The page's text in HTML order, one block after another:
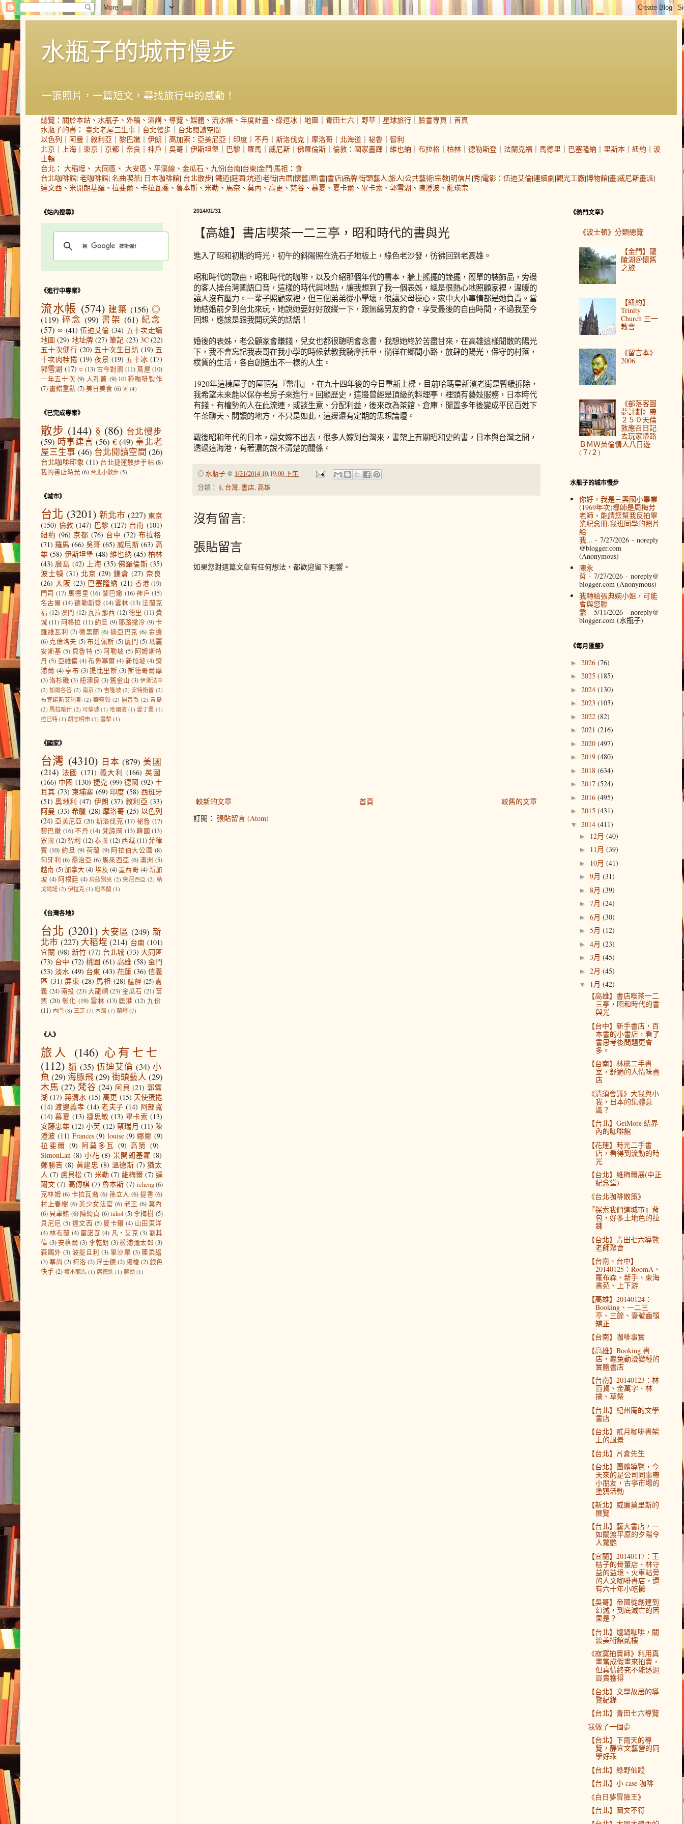
水瓶子的城市慢步
一張照片，一篇短文，尋找旅行中的感動！
總覽 ： 關於本站 、 水瓶子 、 外稿 、 演講 、 導覽 、 媒體 、 流水帳 、 年度計畫 、 綠逗冰 ｜ 地圖 ｜ 青田七六 ｜ 野草 ｜ 星球旅行 ｜ 臉書專頁 ｜ 首頁
水瓶子的書 ： 臺北老屋三生事 ｜ 台北慢步 ｜ 台北閱讀空間
以色列 ｜ 阿曼 ｜ 敘利亞 ｜ 黎巴嫩 ｜ 伊朗 ｜ 高加索 ： 亞美尼亞 ｜ 印度 ｜ 不丹 ｜ 斯洛伐克 ｜ 摩洛哥 ｜ 北海道 ｜ 祕魯 ｜ 智利
北京 ｜ 上海 ｜ 東京 ｜ 京都 ｜ 奈良 ｜ 神戶 ｜ 吳哥 ｜ 伊斯坦堡 ｜ 巴黎 ｜ 羅馬 ｜ 威尼斯 ｜ 佛羅倫斯 ｜ 倫敦 ： 國家畫廊 ｜ 維也納 ｜ 布拉格 ｜ 柏林 ｜ 德勒斯登 ｜ 法蘭克福 ｜ 馬德里 ｜ 巴塞隆納 ｜ 里斯本 ｜ 紐約 ｜ 波
士頓
台北 ： 大稻埕 、 大同區 、 大安區 、 平溪線 、 金瓜石 、 九份|台南|台東|金門|馬祖 ： 食
台北咖啡館| 老咖啡館| 名曲喫茶| 日本咖啡館| 台北散步| 鐵道|庭園|坑道|老街|古厝|懷舊|墓|書|書店|品牌|街頭藝人|旅人|公共藝術|宗教|明信片 |秀|電影 ： 伍迪艾倫|連續劇|觀光工廠|博物館|畫|威尼斯畫派|
達文西 、 米開朗基羅 、 拉斐爾 、 卡拉瓦喬 、 魯本斯 、 米勒 、 馬奈 、 莫內 、 高更 、 梵谷 、 慕夏 、 夏卡爾 、 畢卡索 、 郭雪湖 、 陳澄波 、 龍瑛宗
2014/01/31
【高雄】書店喫茶一二三亭，昭和時代的書與光
進入了昭和初期的時光，初午的斜陽照在洗石子地板上，綠色老沙發，彷彿回到老高雄。
昭和時代的歌曲，昭和時代的咖啡，以及介紹那個年代的書本，牆上搖擺的鐘擺，簡單的裝飾品，旁邊
的客人操台灣國語口音，這樣的時代與地點，讓我想到了我一個表姊，總是很熱心地照顧家裡，溫暖的
讓人沒有壓力。一輩子照顧家裡，但三個弟弟從小學壞，很讓父母操心，家中大小事情都是她負責。當
她結婚前夕到台北來玩，她說她要好好放縱一下，跟無緣男友約會，享受最後的自由時間，不過我至今
回想，應該是跟我開玩笑的話語！
婚後的表姊，老公顧家會賺錢，兒女也都很聰明會念書，我想她終於苦盡甘來，在高雄這樣閒散的陽光
下，我不會忘記我表哥在我小學的時候就教我騎摩托車，徜徉在鄉間小路，放肆的陽光，保守的村落，
樸質的生活，各自創造出不一樣的人生。
1920年這棟屋子的屋頂有『幣串』，在九十四年後的今日重新上樑，目前哈瑪星新濱老街是暫緩拆除，
我希望未來能以保存老房子來進行。回顧歷史，這邊曾經是頂級的料理亭，裡頭有藝妓服務，日本時代
有錢、有權勢的人在此流連，或談生意、分配利益，後來改為茶館、倉庫，閒置多年後變成平民百姓下
午茶聊天、閱讀的地方，不只是如此，這邊還有定期的思想論壇。
戰後昭和年代的日本，婦女嫁不出去，很多人嫁到台灣來，書架上有關昭和史的書，日本與台灣之間，
透過這海港，有著濃的說不清楚的關係。
◎ 水瓶子 @ 1/31/2014 10:19:00 下午
分類： §, 台灣,書店,高雄
沒有留言:
張貼留言
如果您對這篇文章有任何想法，都歡迎留下迴響。
較新的文章 較舊的文章
首頁
訂閱： 張貼留言 (Atom)
《站內搜尋》
《進行中專案》
流水帳 (574) 建築 (156) ◎
(119) 碎念 (99) 書架 (61) 紀念
(57) ∞ (41) 伍迪艾倫 (34) 五十次走讀
地圖 (29) 地址牌 (27) 筆記 (23) 3C (22)
五十次健行 (20) 五十次生日趴 (19) 五
十次肉桂捲 (19) 夜景 (19) 五十冰 (17)
郭雪湖 (17) ○ (13)古今對照 (11) 蔦屋 (10)
一年五十次 (9) 人孔蓋 (9) 101種咖啡製作
(7)畫錯重點 (7)美日美食 (6) ㊣ (4)
《已完成專案》
散步 (144) § (86) 台北慢步
(59) 時事建言 (56) € (49) 臺北老
屋三生事 (46) 台北閱讀空間 (26)
台北咖啡印象 (11) 台北捷運散步手帖 (8)
我的書店時光 (6) 台北小散步 (5)
《城市》
台北 (3201) 新北市 (227) 東京
(150) 倫敦 (147) 巴黎 (127) 台南 (101)
紐約 (96) 京都 (76) 台中 (72) 布拉格
(71) 羅馬 (66) 吳哥 (65) 威尼斯 (63) 高
雄 (58) 伊斯坦堡 (48) 維也納 (45) 柏林
(43) 廣島 (42) 上海 (35) 佛羅倫斯 (35)
波士頓 (31) 北京 (29) 鎌倉 (27) 奈良
(26) 大阪 (23) 巴塞隆納 (21) 香港 (19)
門司 (17) 馬德里 (16) 黎巴嫩 (16) 神戶 (15)
名古屋 (14) 德勒斯登 (14)雲林 (13)法蘭克
福 (12) 澳門 (12)瓦拉那西 (12) 德里 (11) 費
城 (11) 阿格拉 (11)約旦 (9) 耶路撒冷 (9)卡
羅維瓦利 (7) 德黑蘭 (6) 迪亞巴克 (6) 金邊
(6) 克倫洛夫 (5)布達佩斯 (5) 廈門 (5) 瑪麗
安斯基 (5) 貝魯特 (5) 阿勒坡 (5) 阿姆斯特
丹 (5) 亞維儂 (4) 布魯塞爾 (4) 新加坡 (4) 齋
浦爾 (4) 亭布 (3) 提比里斯 (3) 斯德哥爾摩
(3)洛杉磯 (3) 紐澳良 (3)舊金山 (3) 伊斯法罕
(2) 加爾各答 (2) 南京 (2) 吉隆坡 (2) 安特衛普 (2)
布宜諾斯艾利斯 (2) 華盛頓 (2) 開普敦 (2) 青島
(2) 馬拉喀什 (2) 可倫坡 (1) 哈爾濱 (1) 愛丁堡 (1)
拉巴特 (1) 胡志明市 (1) 雪梨 (1)
《國家》
台灣 (4310) 日本 (879) 美國
(214) 法國 (171) 義大利 (166) 英國
(166) 中國 (130) 捷克 (99) 德國 (92) 土
耳其 (73) 柬埔寨 (69) 印度 (58) 西班牙
(51) 奧地利 (47) 伊朗 (37) 敘利亞 (33)
阿曼 (33) 希臘 (28) 摩洛哥 (25) 以色列
(24) 亞美尼亞 (20) 斯洛伐克 (17) 祕魯 (17)
黎巴嫩 (16) 不丹 (14) 梵諦岡 (13) 韓國 (13)
寮國 (12)智利 (12)泰國 (12)西藏 (11) 菲律
賓 (10) 約旦 (9) 荷蘭 (9) 阿拉伯大公國 (8)
匈牙利 (6) 喬治亞 (6) 馬來西亞 (6)澳洲 (5)
越南 (5) 加拿大 (4) 埃及 (4)墨西哥 (4)新加
坡 (4) 阿根廷 (4) 烏茲別克 (2) 突尼西亞 (2) 納
戈爾諾 (2) 伊拉克 (1) 紐西蘭 (1)
《台灣各地》
台北 (3201) 大安區 (249) 新
北市 (227) 大稻埕 (214) 台南 (101)
宜蘭 (98) 新竹 (77) 台北城 (73) 大同區
(73) 台中 (72) 桃園 (61) 高雄 (58) 金門
(53) 淡水 (49) 台東 (43) 花蓮 (36) 信義
區 (31) 屏東 (28) 馬祖 (28) 艋舺 (25) 嘉
義 (24) 南投 (23)大龍峒 (23) 金瓜石 (21)苗
栗 (20) 彰化 (19) 雲林 (13) 鹿港 (12) 九份
(11) 內門 (8) 三芝 (7) 內灣 (7) 蘭嶼 (7)
《人》
旅人 (146) 心有七七
(112) 貓 (35) 伍迪艾倫 (34) 小
魚 (29) 海豚飛(29) 街頭藝人 (29)
木馬 (27) 梵谷 (24) 阿貝 (21) 郭雪
湖 (17) 蔣渭水 (15) 高更 (15) 天使蛋捲
(14) 渡邊義孝 (14) 老夫子 (14) 阿部寬
(14) 慕夏 (13) 捷思敏 (13) 畢卡索 (13)
安藤忠雄 (12) 小芙 (12) 蔡瑞月 (11) 陳
澄波 (11) Frances (9) louise (9) 娜娜 (9)
拉斐爾 (9) 阿莫多瓦 (9) 高第 (9)
SimonLan (8) 小花 (8) 米開朗基羅 (8)
鄭勝吉 (8) 黃建忠 (8) 溫德斯 (7) 猶太
人 (7) 盧貝松 (7) 米勒 (7) 維梅爾 (7) 達
爾文 (7) 高傳棋 (7) 魯本斯 (7) icheng(6)
克林姆 (6) 卡拉瓦喬 (6) 孫立人 (6)提香 (6)
村上春樹 (6) 美少女法官 (6) 老王 (6) 莫內
(6) 貝聿銘 (6) 陳綺貞 (6) takol (5)李梅樹 (5)
貝尼尼 (5) 達文西 (5) 夏卡爾 (4) 山田東洋
(4)林布蘭 (4) 雷諾瓦 (4) 凡‧艾克 (3) 劉其
偉 (3)安格爾 (3) 李乾朗 (3)松浦彌太郎 (3)
森鷗外 (3) 波提且利 (3) 畢沙羅 (3) 陳柔縉
(3)塞尚 (2)柯洛 (2)浮士德 (2) 盧梭 (2)銀色
快手 (2) 坂本龍馬 (1) 席德進 (1) 蔣勳 (1)
《熱門文章》
《波士頓》分類總覽
【金門】龍
陵湖＠懷舊
之旅
【紐約】
Trinity
Church 三一
教會
《留言本》
2006
《部落客圓
夢計劃》帶
２５０天倫
敦應召日記
去玩家帶路
ＢＭＷ英倫情人八日遊
(７/２)
水瓶子的城市慢步
你好，我是三興國小畢業
(1969年次)導師是周梅芳
老師，能請您幫我反拍畢
業紀念冊,我班同學的照片
給
我... - 7/27/2026- noreply
@blogger.com
(Anonymous)
陳永
哲- 7/27/2026- noreply@
blogger.com (Anonymous)
我轉給張典婉小姐，可能
會與您聯
繫- 5/11/2026- noreply@
blogger.com (水瓶子)
《每月匯整》
► 2026 (76)
► 2025 (185)
► 2024 (130)
► 2023 (103)
► 2022 (82)
► 2021 (216)
► 2020 (497)
► 2019 (480)
► 2018 (634)
► 2017 (524)
► 2016 (495)
► 2015 (431)
▼ 2014 (411)
► 12月 (40)
► 11月 (39)
► 10月 (41)
► 9月 (31)
► 8月 (39)
► 7月 (24)
► 6月 (30)
► 5月 (12)
► 4月 (23)
► 3月 (45)
► 2月 (45)
▼ 1月 (42)
【高雄】書店喫茶一二
三亭，昭和時代的書
與光
【台中】新手書店，百
本書的小書店，看了
書思考後問題更會
多。
【台南】林檎二手書
室，舒適的人情味書
店
《清須會議》大我與小
我，日本的集體意
識？
【台北】GetMore 結界
內的咖啡館
【花蓮】時光二手書
店，看得到流動的時
光
【台北】維梅爾展(中正
紀念堂)
《台北咖啡散策》
『探索我們這城市』背
包，好多土地色的拉
鍊
【台北】青田七六導覽
老師聚會
【台南、台中】
20140125：RoomA、
羅布森、新手、東海
書苑、上下游
【高雄】20140124：
Booking、一二三
亭、三餘、壹號齒顎
矯正
【台南】咖啡事實
【高雄】Booking 書
店，龜兔動漫變種的
實體書店
【台南】20140123：林
百貨、金萬字、林
擒、草祭
【台北】紀州庵的文學
書店
【台北】貳月咖啡書架
上的風景
【台北】片倉先生
【台北】團體導覽，今
天來的是公司同事帶
小朋友，古亭市場的
塗鴉活動
【新北】威廉莫里斯的
展覽
【台北】藝大書店，一
如關渡平原的夕陽令
人驚艷
【宜蘭】20140117：王
桔子的骨董店、林守
益的益境、火車站旁
的人文咖啡書店，還
有六十年小吃攤
【吳哥】帝國從創建到
幻滅，到底滅亡的因
果是？
【台北】爐鍋咖啡，關
渡美術館貳樓
《寂寞拍賣師》利用真
畫當成假畫來拍賣，
但真情終究不能透過
買賣獲得
【台北】文學故居的導
覽紀錄
【台北】青田七六導覽
我做了一個夢
【台北】下雨天的導
覽，靜宜文藝營的同
學好乖
【台北】綠野仙蹤
【台北】小 case 咖啡
《白日夢冒險王》
【台北】圖文不符